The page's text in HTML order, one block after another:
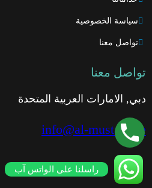
سياسة الخصوصية
تواصل معنا
تواصل معنا
دبي, الامارات العربية المتحدة
info@al-mustafa.ae
راسلنا على الواتس آب